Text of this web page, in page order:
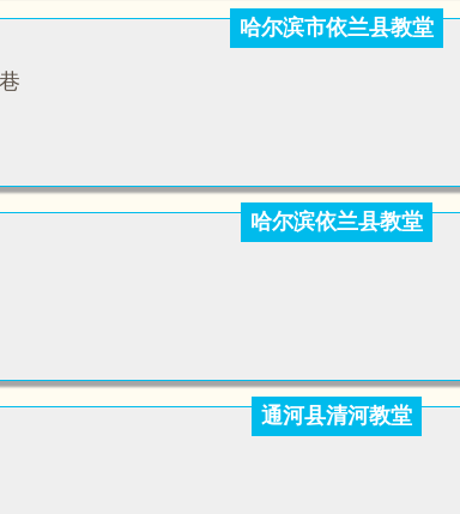
哈尔滨市依兰县教堂
哈尔滨依兰县教堂
通河县清河教堂